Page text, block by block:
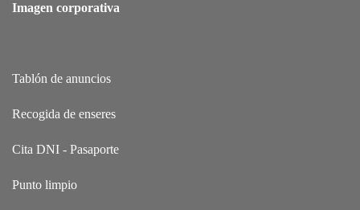
Imagen corporativa
Tablón de anuncios
Recogida de enseres
Cita DNI - Pasaporte
Punto limpio